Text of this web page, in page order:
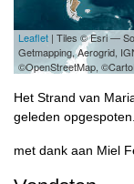
Leaflet | Tiles © Esri —
Getmapping, Aerogrid,
©OpenStreetMap,
Het Strand van
geleden
met dank aan Miel